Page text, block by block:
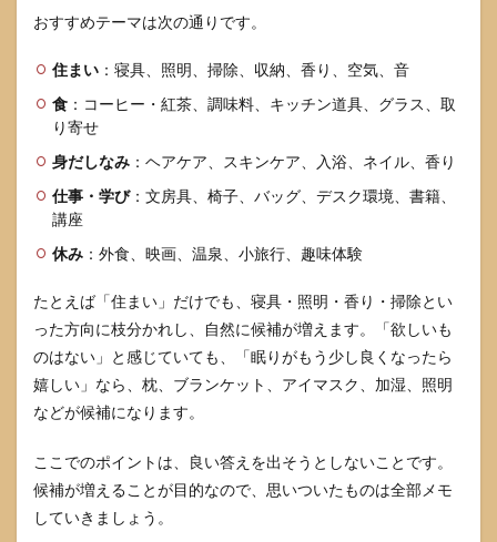
おすすめテーマは次の通りです。
住まい ：寝具、照明、掃除、収納、香り、空気、音
食 ：コーヒー・紅茶、調味料、キッチン道具、グラス、取
り寄せ
身だしなみ ：ヘアケア、スキンケア、入浴、ネイル、香り
仕事・学び：文房具、椅子、バッグ、デスク環境、書籍、
講座
休み ：外食、映画、温泉、小旅行、趣味体験
たとえば「住まい」だけでも、寝具・照明・香り・掃除とい
った方向に枝分かれし、自然に候補が増えます。「欲しいも
のはない」と感じていても、「眠りがもう少し良くなったら
嬉しい」なら、枕、ブランケット、アイマスク、加湿、照明
などが候補になります。
ここでのポイントは、良い答えを出そうとしないことです。
候補が増えることが目的なので、思いついたものは全部メモ
していきましょう。